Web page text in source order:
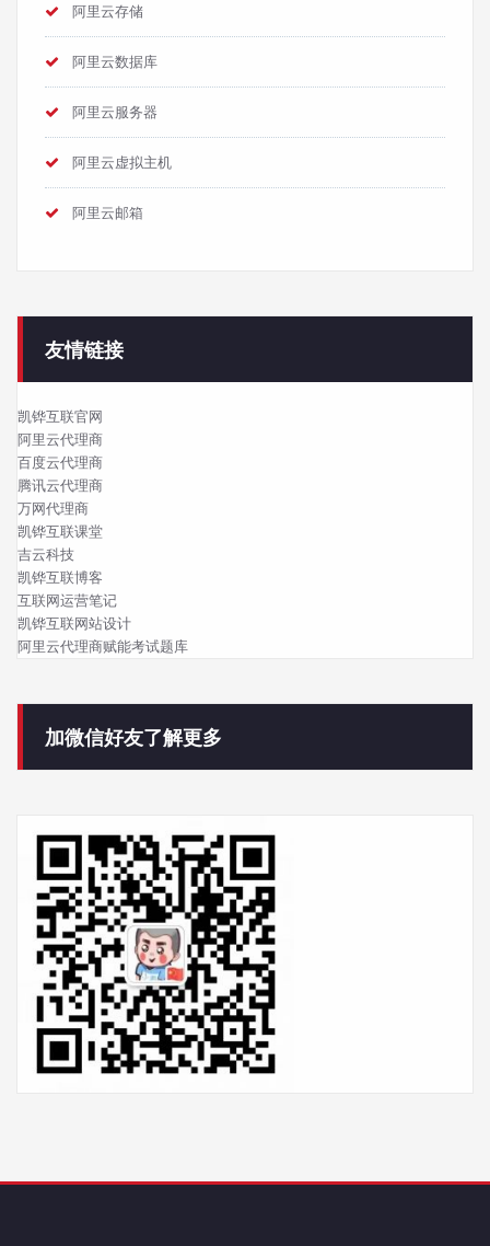
阿里云存储
阿里云数据库
阿里云服务器
阿里云虚拟主机
阿里云邮箱
友情链接
凯铧互联官网
阿里云代理商
百度云代理商
腾讯云代理商
万网代理商
凯铧互联课堂
吉云科技
凯铧互联博客
互联网运营笔记
凯铧互联网站设计
阿里云代理商赋能考试题库
加微信好友了解更多